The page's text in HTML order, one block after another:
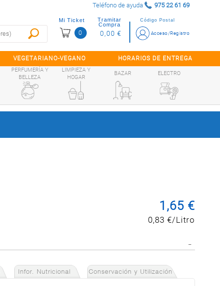
Teléfono de ayuda 975 22 61 69
Código Postal
Acceso/Registro
Mi Ticket
0
Tramitar
Compra
0,00 €
VEGETARIANO-VEGANO HORARIOS DE ENTREGA
PERFUMERÍA Y
BELLEZA
LIMPIEZA Y
HOGAR
BAZAR ELECTRO
1,65 €
0,83 €/Litro
Infor. Nutricional Conservación y Utilización